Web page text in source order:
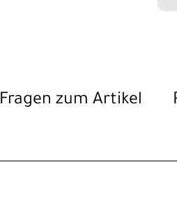
Fragen zum Artikel